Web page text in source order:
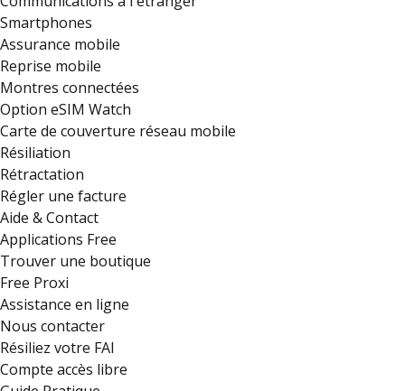
Smartphones
Assurance mobile
Reprise mobile
Montres connectées
Option eSIM Watch
Carte de couverture réseau mobile
Résiliation
Rétractation
Régler une facture
Aide & Contact
Applications Free
Trouver une boutique
Free Proxi
Assistance en ligne
Nous contacter
Résiliez votre FAI
Compte accès libre